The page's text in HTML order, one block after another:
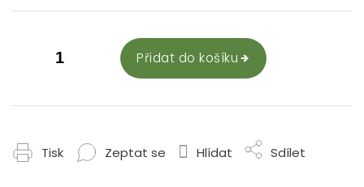
Přidat do košíku
Tisk Zeptat se Hlídat Sdílet